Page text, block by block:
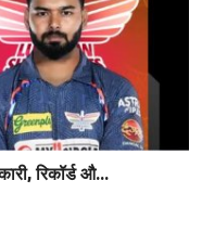
रिकॉर्ड औ...